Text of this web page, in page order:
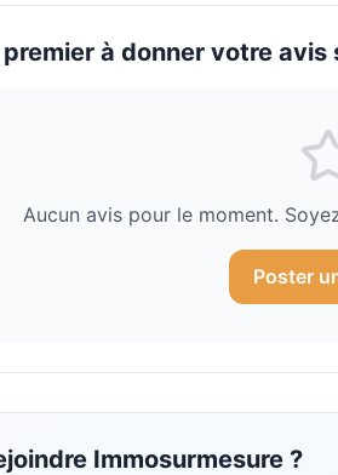
premier à donner votre avis
Aucun avis pour le moment.
Poster
Immosurmesure ?